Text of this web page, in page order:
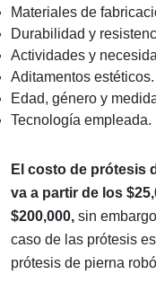
Materiales de
Durabilidad y
Actividades y
Aditamentos estéticos.
Edad, género y
Tecnología empleada.
El costo de prótesis
va a partir de los
$200,000, sin
caso de las prótesis
prótesis de pierna